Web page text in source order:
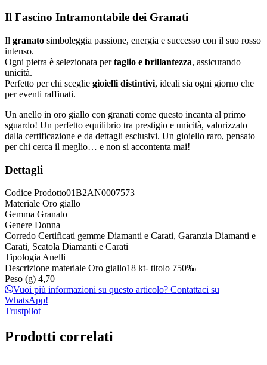
Il Fascino Intramontabile dei Granati
Il granato simboleggia passione, energia e successo con il suo rosso
intenso.
Ogni pietra è selezionata pertaglio e brillantezza, assicurando
unicità.
Perfetto per chi sceglie gioielli distintivi, ideali sia ogni giorno che
per eventi raffinati.
Un anello in oro giallo con granati come questo incanta al primo
sguardo! Un perfetto equilibrio tra prestigio e unicità, valorizzato
dalla certificazione e da dettagli esclusivi. Un gioiello raro, pensato
per chi cerca il meglio… e non si accontenta mai!
Dettagli
Codice Prodotto01B2AN0007573
Materiale Oro giallo
Gemma Granato
Genere Donna
Corredo Certificati gemme Diamanti e Carati, Garanzia Diamanti e
Carati, Scatola Diamanti e Carati
TipologiaAnelli
Descrizione materiale Oro giallo18 kt- titolo 750‰
Peso (g) 4,70
Vuoi più informazioni su questo articolo? Contattaci su
WhatsApp!
Trustpilot
Prodotti correlati